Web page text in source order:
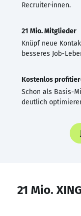
Recruiter·innen.
21 Mio. Mitglieder
Knüpf neue
besseres Job-
Kostenlos
Schon als Basis-
deutlich
21 Mio.